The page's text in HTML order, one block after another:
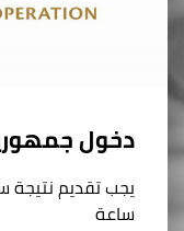
دخول
ساعة